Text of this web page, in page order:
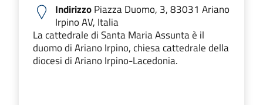
IndirizzoPiazza Duomo, 3, 83031 Ariano
Irpino AV, Italia
La cattedrale di Santa Maria Assunta è il
duomo di Ariano Irpino, chiesa cattedrale della
diocesi di Ariano Irpino-Lacedonia.